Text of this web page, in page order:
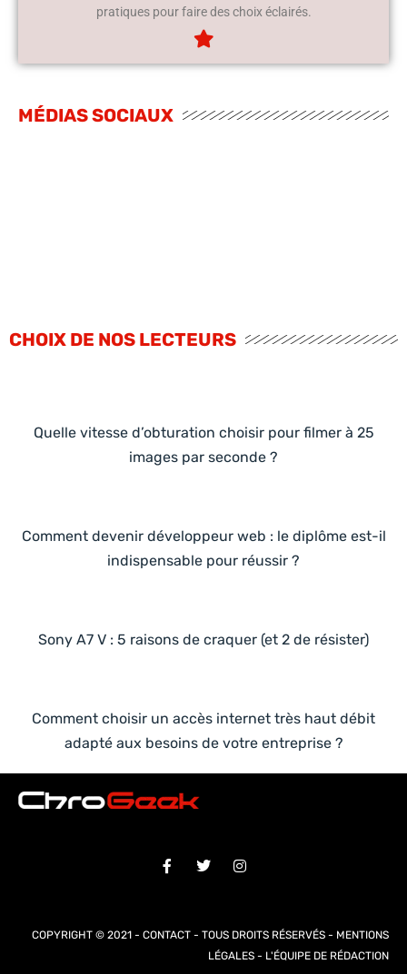
pratiques pour faire des choix éclairés.
MÉDIAS SOCIAUX
CHOIX DE NOS LECTEURS
Quelle vitesse d’obturation choisir pour filmer à 25
images par seconde ?
Comment devenir développeur web : le diplôme est-il
indispensable pour réussir ?
Sony A7 V : 5 raisons de craquer (et 2 de résister)
Comment choisir un accès internet très haut débit
adapté aux besoins de votre entreprise ?
COPYRIGHT © 2021 - CONTACT - TOUS DROITS RÉSERVÉS - MENTIONS
LÉGALES - L'ÉQUIPE DE RÉDACTION